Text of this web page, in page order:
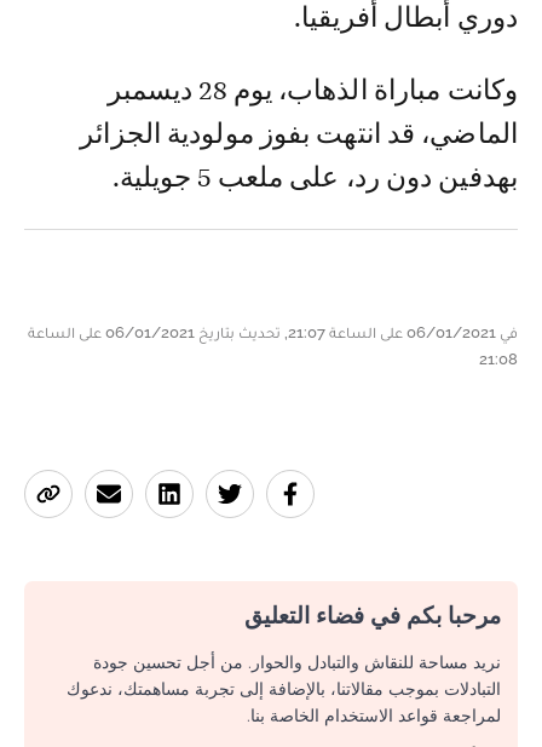
دوري أبطال أفريقيا.
وكانت مباراة الذهاب، يوم 28 ديسمبر
الماضي، قد انتهت بفوز مولودية الجزائر
بهدفين دون رد، على ملعب 5 جويلية.
في 06/01/2021 على الساعة 21:07, تحديث بتاريخ 06/01/2021 على الساعة
21:08
مرحبا بكم في فضاء التعليق
نريد مساحة للنقاش والتبادل والحوار. من أجل تحسين جودة
التبادلات بموجب مقالاتنا، بالإضافة إلى تجربة مساهمتك، ندعوك
لمراجعة قواعد الاستخدام الخاصة بنا.